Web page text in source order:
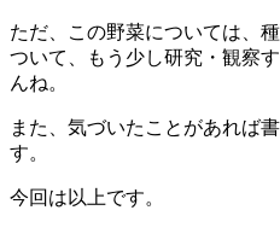
ただ、この野菜については、
ついて、もう少し研究・観察
んね。
また、気づいたことがあれば
す。
今回は以上です。